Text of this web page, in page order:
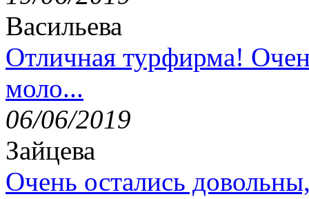
Васильева
Отличная турфирма!
моло...
06/06/2019
Зайцева
Очень остались